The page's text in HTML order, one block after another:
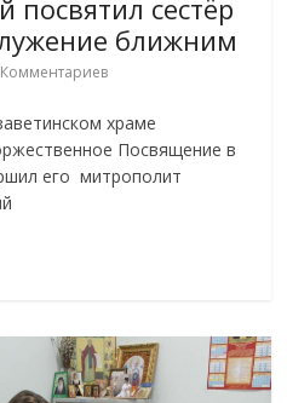
сестёр
ближним
храме
Посвящение в
его митрополит